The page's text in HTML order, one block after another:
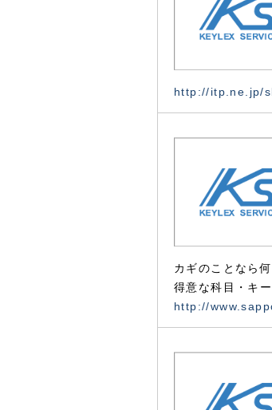
http://itp.ne.jp/
カギのことなら
得意な科目・キ
http://